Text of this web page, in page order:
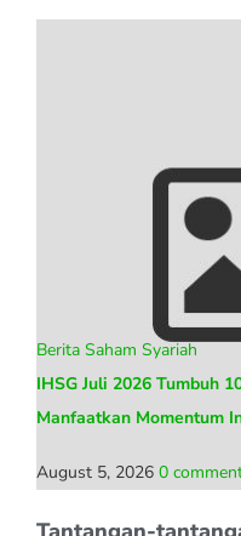
Berita Saham Syariah
IHSG Juli 2026 Tumbuh
Manfaatkan Momentum
August 5, 2026 0